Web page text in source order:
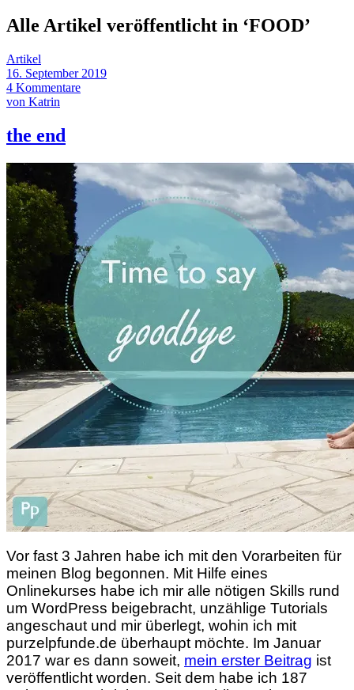
Alle Artikel veröffentlicht in ‘FOOD’
Artikel
16. September 2019
4 Kommentare
von Katrin
the end
Vor fast 3 Jahren habe ich mit den Vorarbeiten für
meinen Blog begonnen. Mit Hilfe eines
Onlinekurses habe ich mir alle nötigen Skills rund
um WordPress beigebracht, unzählige Tutorials
angeschaut und mir überlegt, wohin ich mit
purzelpfunde.de überhaupt möchte. Im Januar
2017 war es dann soweit, mein erster Beitrag ist
veröffentlicht worden. Seit dem habe ich 187